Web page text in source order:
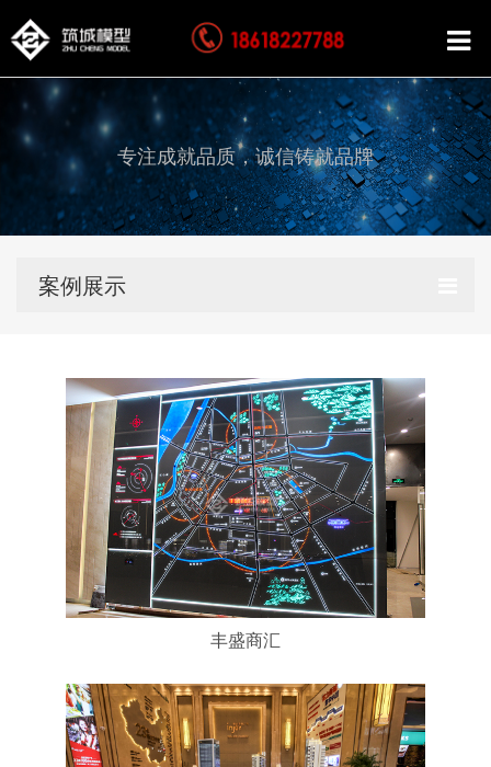
专注成就品质，诚信铸就品牌
案例展示
丰盛商汇